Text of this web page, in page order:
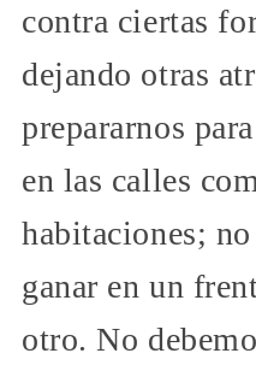
contra ciertas
dejando otras
prepararnos
en las calles
habitaciones;
ganar en un
otro. No